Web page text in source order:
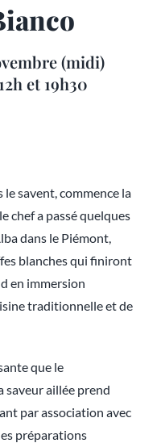
(midi)
et 19h30
le savent, commence la
chef a passé quelques
dans le Piémont,
blanches qui finiront
en immersion
traditionnelle et de
que le
saveur aillée prend
par association avec
préparations